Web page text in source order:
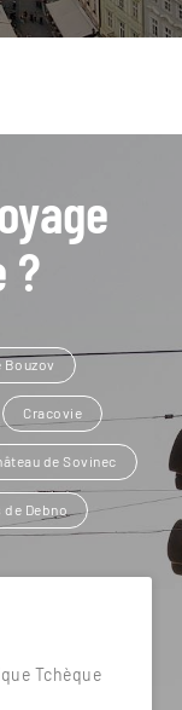
?
Bouzov
Cracovie
de Sovinec
de Debno
Tchèque